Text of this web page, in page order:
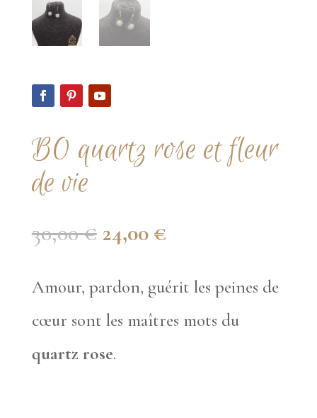
BO quartz rose et fleur
de vie
30,00€ Le
initial
était :
30,00 €.
24,00 €Le
actuel
est :
Amour, pardon, guérit les peines de
cœur sont les maîtres mots du
quartz rose.